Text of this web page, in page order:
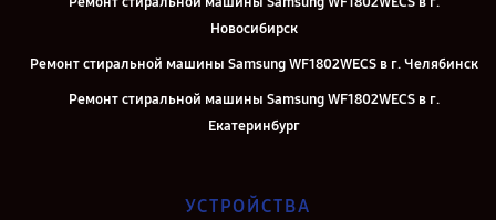
Новосибирск
Ремонт стиральной машины Samsung WF1802WECS в г. Челябинск
Ремонт стиральной машины Samsung WF1802WECS в г.
Екатеринбург
Ремонт стиральной машины Samsung WF1802WECS в г. Москва
УСТРОЙСТВА